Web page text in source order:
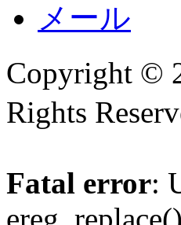
メール
Copyright ©
Rights
Fatal error: